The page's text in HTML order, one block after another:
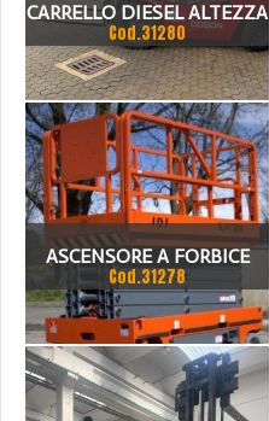
CARRELLO DIESEL ALTEZZA
MAX 4.5M TRIPLEX
PORTATA 3 TON
Cod.31280
ASCENSORE A FORBICE
SJPT1212
Cod.31278